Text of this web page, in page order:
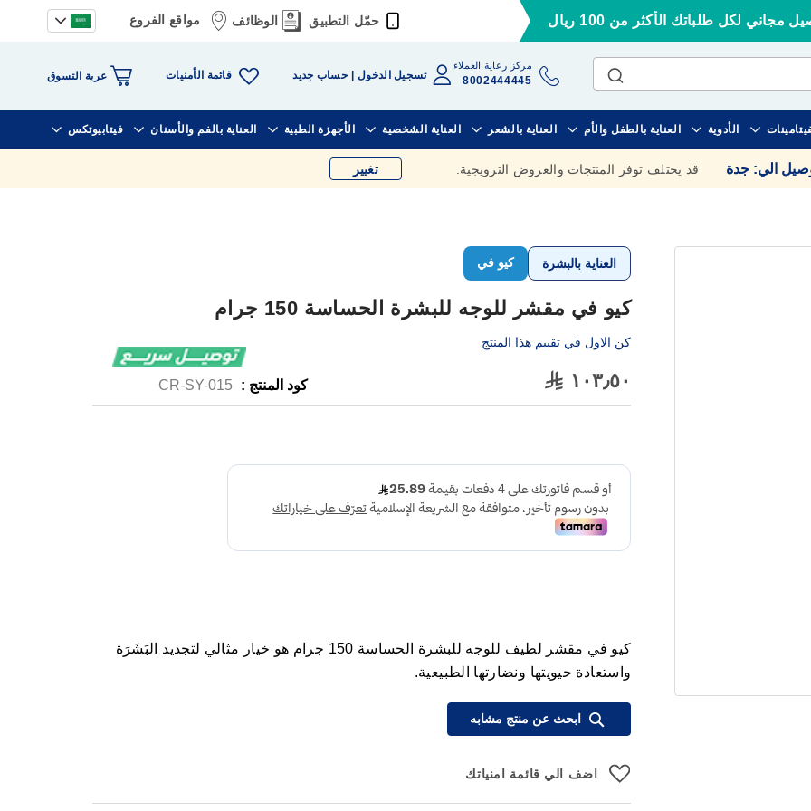
مجاني لكل طلباتك الأكثر من 100 ريال حمّل التطبيق الوظائف مواقع الفروع
مركز رعاية العملاء
8002444445 تسجيل الدخول حساب جديد قائمة الأمنيات عربة التسوق
الأدوية العناية بالطفل والأم العناية بالشعر العناية الشخصية الأجهزة الطبية العناية بالفم والأسنان فيتابيوتكس
الي: جدة قد يختلف توفر المنتجات والعروض الترويجية. تغيير
العناية بالبشرة كيو في
كيو في مقشر للوجه للبشرة الحساسة 150 جرام
كن الاول في تقييم هذا المنتج
١٠٣٫٥٠ كود المنتج : CR-SY-015
كيو في مقشر لطيف للوجه للبشرة الحساسة 150 جرام هو خيار مثالي لتجديد البَشَرَة
واستعادة حيويتها ونضارتها الطبيعية.
ابحث عن منتج مشابه
اضف الي قائمة امنياتك